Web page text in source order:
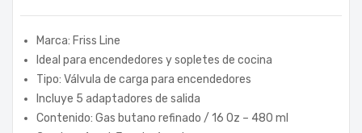
Marca: Friss Line
Ideal para encendedores y sopletes de cocina
Tipo: Válvula de carga para encendedores
Incluye 5 adaptadores de salida
Contenido: Gas butano refinado / 16 Oz – 480 ml